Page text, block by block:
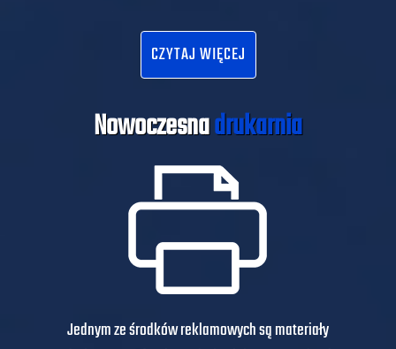
CZYTAJ WIĘCEJ
Nowoczesnadrukarnia
Jednym ze środków reklamowych są materiały